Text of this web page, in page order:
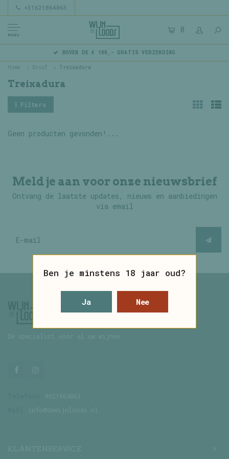
+31621864863
MENU
0
BOVEN DE € 100,- GRATIS VERZENDING
Home Druif Treixadura
Treixadura
Filters
Geen producten gevonden!...
Meld je aan voor onze nieuwsbrief
Ontvang de laatste updates, nieuws en aanbiedingen
via email
De specialist voor al uw wijnen
0621864863
info@dewijnloods.nl
KLANTENSERVICE
Ben je minstens 18 jaar oud?
Ja Nee